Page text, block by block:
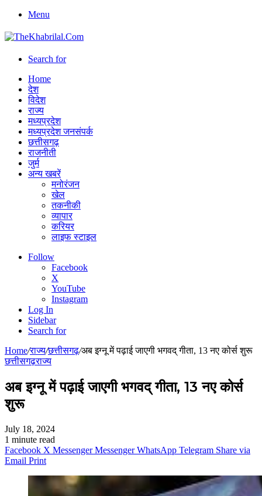
Menu
Search for
Home
देश
विदेश
राज्य
मध्यप्रदेश
मध्यप्रदेश जनसंपर्क
छत्तीसगढ़
राजनीती
जुर्म
अन्य खबरें
मनोरंजन
खेल
तकनीकी
व्यापार
करियर
लाइफ स्टाइल
Follow
Facebook
X
YouTube
Instagram
Log In
Sidebar
Search for
Home/राज्य/छत्तीसगढ़/अब इग्नू में पढ़ाई जाएगी भगवद् गीता, 13 नए कोर्स शुरू
छत्तीसगढ़राज्य
अब इग्नू में पढ़ाई जाएगी भगवद् गीता, 13 नए कोर्स
शुरू
July 18, 2024
1 minute read
Facebook X Messenger Messenger WhatsApp Telegram Share via
Email Print